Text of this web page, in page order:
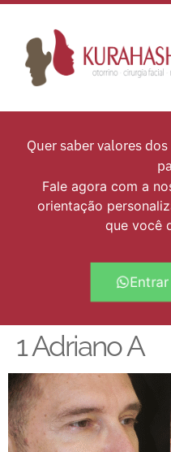
Quer saber valores
Fale agora com a
orientação
que você
1 Adriano A